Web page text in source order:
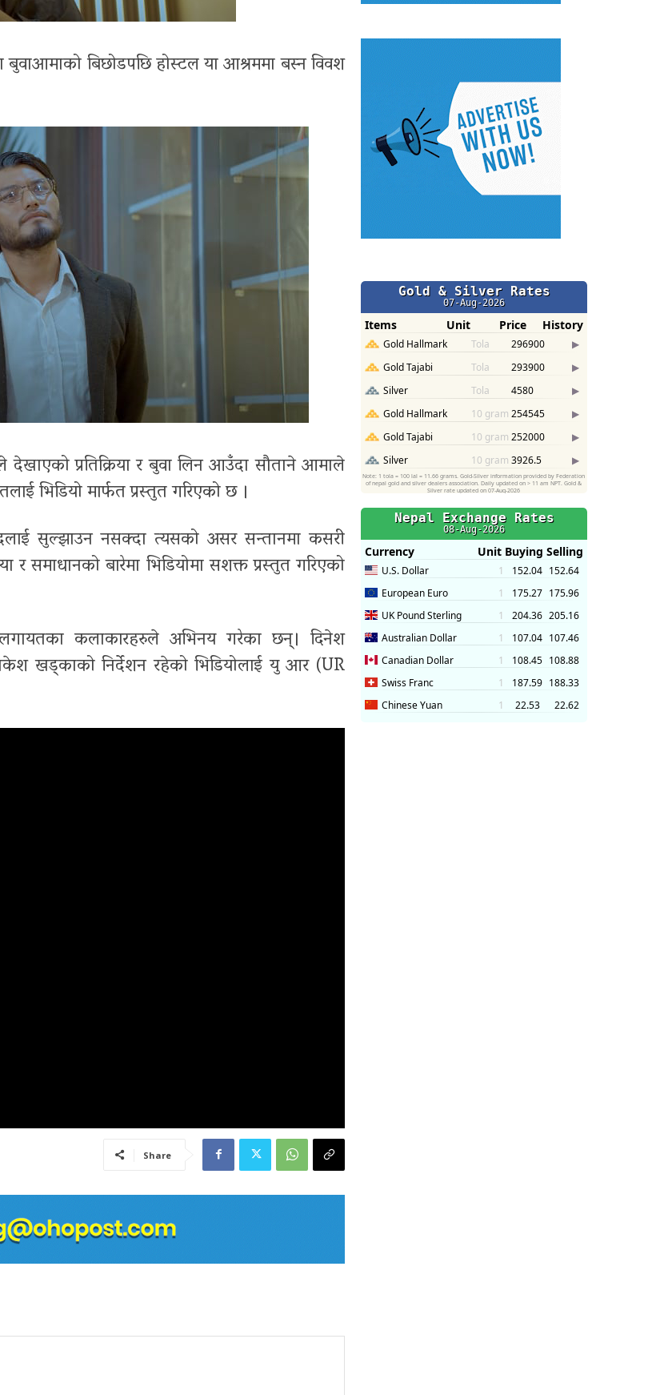
बुवाआमाको बिछोडपछि होस्टल या आश्रममा बस्न विवश
प्रतिक्रिया र बुवा लिन आउँदा सौताने आमाले
भिडियो मार्फत प्रस्तुत गरिएको छ ।
सुल्झाउन नसक्दा त्यसको असर सन्तानमा कसरी
समाधानको बारेमा भिडियोमा सशक्त प्रस्तुत गरिएको
लगायतका कलाकारहरुले अभिनय गरेका छन्। दिनेश
खड्काको निर्देशन रहेको भिडियोलाई यु आर (UR
Share